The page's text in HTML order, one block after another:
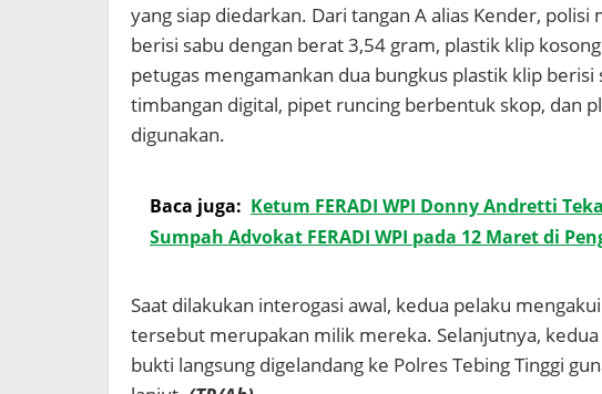
yang siap diedarkan. Dari tangan A alias Kender,
berisi sabu dengan berat 3,54 gram, plastik klip
petugas mengamankan dua bungkus plastik klip
timbangan digital, pipet runcing berbentuk skop, dan
digunakan.
Baca juga: Ketum FERADI WPI Donny Andretti
Sumpah Advokat FERADI WPI pada 12 Maret di
Saat dilakukan interogasi awal, kedua pelaku
tersebut merupakan milik mereka. Selanjutnya,
bukti langsung digelandang ke Polres Tebing Tinggi